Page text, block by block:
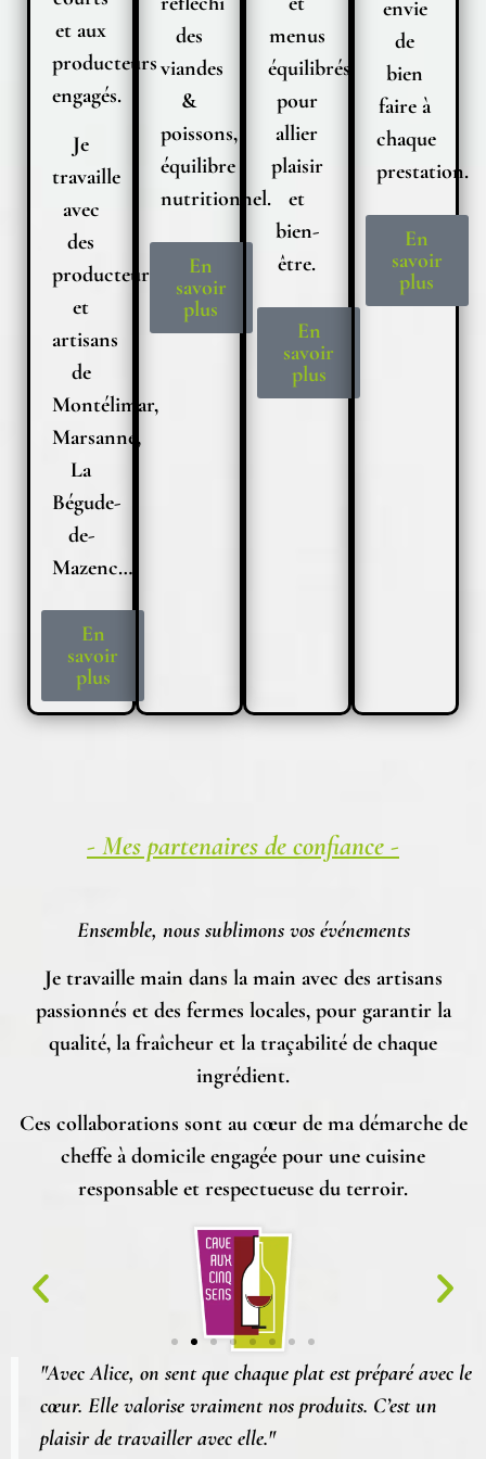
et aux
producteurs
engagés.
Je
travaille
avec
des
producteurs
et
artisans
de
Montélimar,
Marsanne,
La
Bégude-
de-
Mazenc…
En
savoir
plus
des
viandes
&
poissons,
équilibre
nutritionnel.
En
savoir
plus
menus
équilibrés
pour
allier
plaisir
et
bien-
être.
En
savoir
plus
envie
de
bien
faire à
chaque
prestation.
En
savoir
plus
- Mes partenaires de confiance -
Ensemble, nous sublimons vos événements
Je travaille main dans la main avec des artisans
passionnés et des fermes locales, pour garantir la
qualité, la fraîcheur et la traçabilité de chaque
ingrédient.
Ces collaborations sont au cœur de ma démarche de
cheffe à domicile engagée pour une cuisine
responsable et respectueuse du terroir.
"Avec Alice, on sent que chaque plat est préparé avec le
cœur. Elle valorise vraiment nos produits. C’est un
plaisir de travailler avec elle."